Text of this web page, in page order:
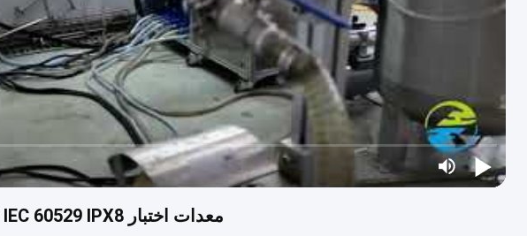
معدات اختبار IP IEC 60529 IPX8 اختبار الغمر بالماء 500mm قطر